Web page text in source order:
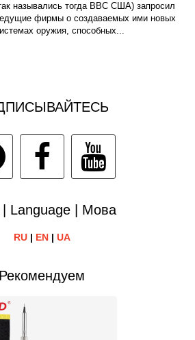
назывались тогда ВВС США) запросил
фирмы о создаваемых ими новых
оружия, способных...
Language | Мова
RU| EN| UA
Рекомендуем